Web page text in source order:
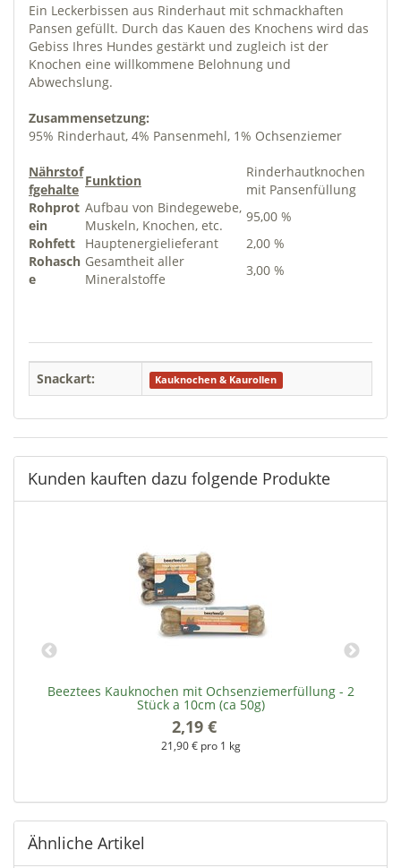
Ein Leckerbissen aus Rinderhaut mit schmackhaften
Pansen gefüllt. Durch das Kauen des Knochens wird das
Gebiss Ihres Hundes gestärkt und zugleich ist der
Knochen eine willkommene Belohnung und
Abwechslung.
Zusammensetzung:
95% Rinderhaut, 4% Pansenmehl, 1% Ochsenziemer
Nährstof
fgehalte
Funktion
Rinderhautknochen
mit Pansenfüllung
Rohprot
ein
Aufbau von Bindegewebe,
Muskeln, Knochen, etc.
95,00 %
Rohfett
Hauptenergielieferant
2,00 %
Rohasch
e
Gesamtheit aller
Mineralstoffe
3,00 %
Snackart: Kauknochen & Kaurollen
Kunden kauften dazu folgende Produkte
Beeztees Kauknochen mit Ochsenziemerfüllung - 2
Stück a 10cm (ca 50g)
2,19 €
21,90 € pro 1 kg
Ähnliche Artikel